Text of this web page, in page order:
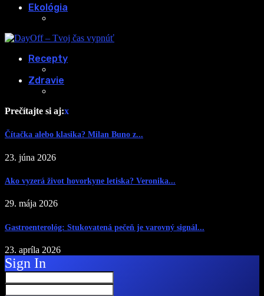
Ekológia
Recepty
Zdravie
Prečítajte si aj:x
Čítačka alebo klasika? Milan Buno z...
23. júna 2026
Ako vyzerá život hovorkyne letiska? Veronika...
29. mája 2026
Gastroenterológ: Stukovatená pečeň je varovný signál...
23. apríla 2026
Sign In